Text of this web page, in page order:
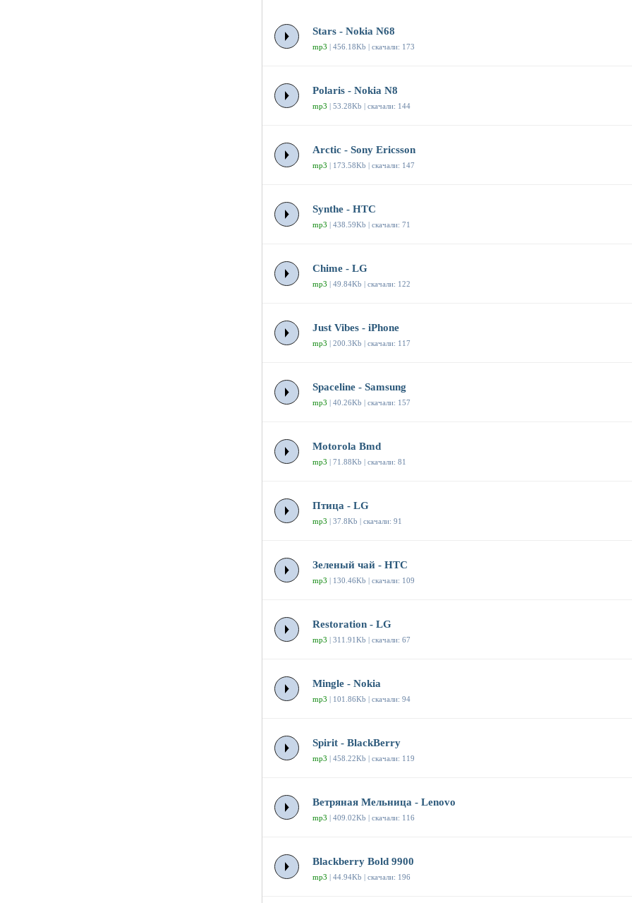
Stars - Nokia N68
mp3 | 456.18Kb | скачали: 173
Polaris - Nokia N8
mp3 | 53.28Kb | скачали: 144
Arctic - Sony Ericsson
mp3 | 173.58Kb | скачали: 147
Synthe - HTC
mp3 | 438.59Kb | скачали: 71
Chime - LG
mp3 | 49.84Kb | скачали: 122
Just Vibes - iPhone
mp3 | 200.3Kb | скачали: 117
Spaceline - Samsung
mp3 | 40.26Kb | скачали: 157
Motorola Bmd
mp3 | 71.88Kb | скачали: 81
Птица - LG
mp3 | 37.8Kb | скачали: 91
Зеленый чай - HTC
mp3 | 130.46Kb | скачали: 109
Restoration - LG
mp3 | 311.91Kb | скачали: 67
Mingle - Nokia
mp3 | 101.86Kb | скачали: 94
Spirit - BlackBerry
mp3 | 458.22Kb | скачали: 119
Ветряная Мельница - Lenovo
mp3 | 409.02Kb | скачали: 116
Blackberry Bold 9900
mp3 | 44.94Kb | скачали: 196